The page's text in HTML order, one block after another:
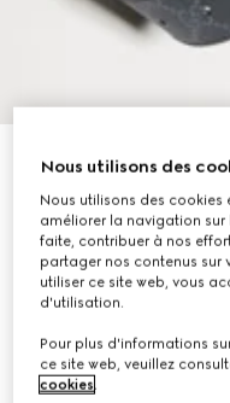
1/6
Ceinture réversible
€ 440
Déclinaisonstoile GG Supreme
Nous utilisons des
Nous utilisons des
améliorer la navigation sur
faite, contribuer à nos
partager nos contenus sur
utiliser ce site web, vous
d'utilisation.
Pour plus d'informations
ce site web, veuillez
cookies.